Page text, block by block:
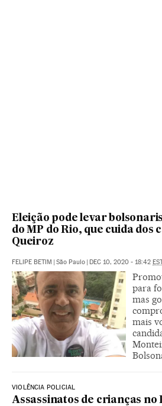
Eleição pode levar
do MP do Rio, que cuida dos
Queiroz
FELIPE BETIM | São Paulo | DEC 10, 2020 - 18:42
para
mas
mais
VIOLÊNCIA POLICIAL
Assassinatos de crianças no